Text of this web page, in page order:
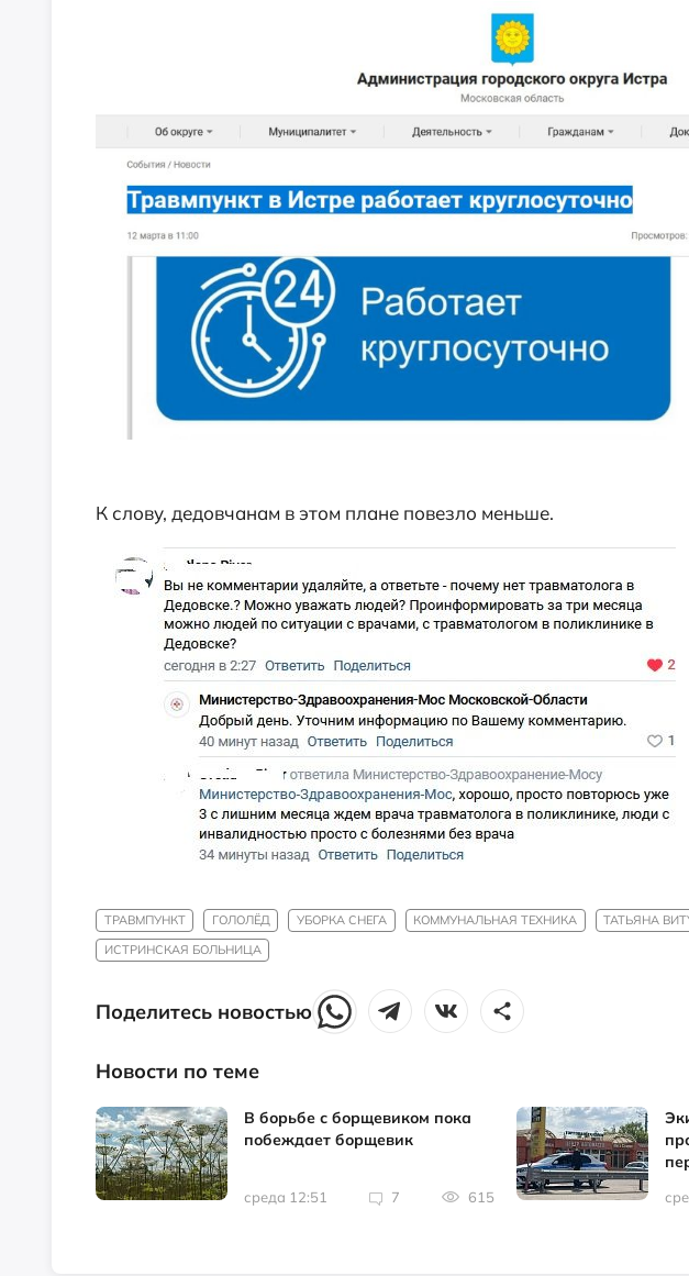
К слову, дедовчанам в этом плане повезло меньше.
ТРАВМПУНКТ ГОЛОЛЁД УБОРКА СНЕГА КОММУНАЛЬНАЯ ТЕХНИКА
ТАТЬЯНА
ИСТРИНСКАЯ БОЛЬНИЦА
Поделитесь новостью
Новости по теме
В борьбе с борщевиком пока
побеждает борщевик
среда 12:51 7 615